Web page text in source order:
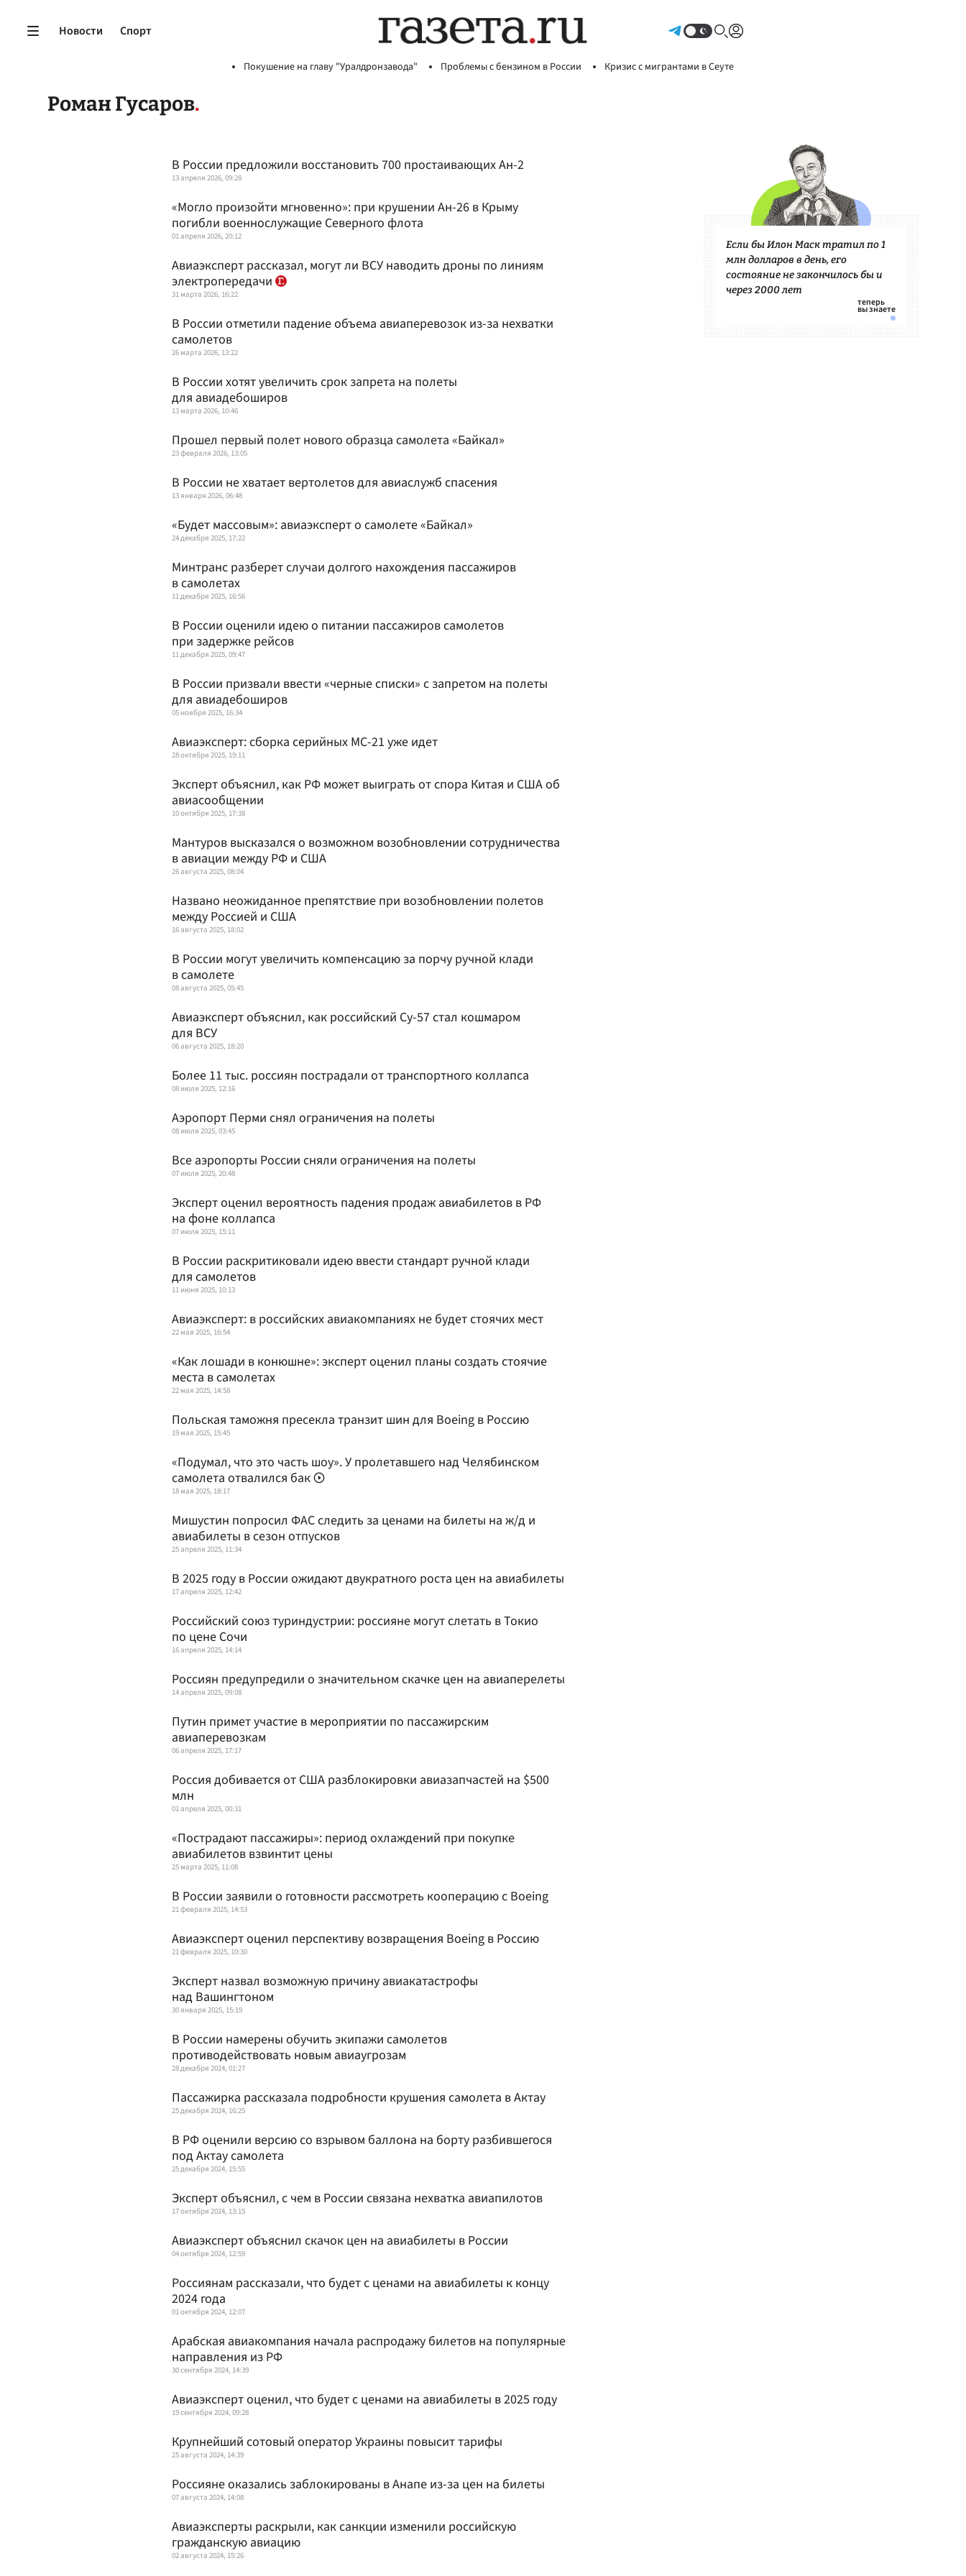
Новости Спорт
Покушение на главу "Уралдронзавода" Проблемы с бензином в России Кризис с мигрантами в Сеуте
Роман Гусаров
В России предложили восстановить 700 простаивающих Ан-2
13 апреля 2026, 09:28
«Могло произойти мгновенно»: при крушении Ан-26 в Крыму
погибли военнослужащие Северного флота
01 апреля 2026, 20:12
Авиаэксперт рассказал, могут ли ВСУ наводить дроны по линиям
электропередачи
31 марта 2026, 16:22
В России отметили падение объема авиаперевозок из-за нехватки
самолетов
26 марта 2026, 13:22
В России хотят увеличить срок запрета на полеты
для авиадебоширов
13 марта 2026, 10:46
Прошел первый полет нового образца самолета «Байкал»
23 февраля 2026, 13:05
В России не хватает вертолетов для авиаслужб спасения
13 января 2026, 06:48
«Будет массовым»: авиаэксперт о самолете «Байкал»
24 декабря 2025, 17:22
Минтранс разберет случаи долгого нахождения пассажиров
в самолетах
11 декабря 2025, 16:56
В России оценили идею о питании пассажиров самолетов
при задержке рейсов
11 декабря 2025, 09:47
В России призвали ввести «черные списки» с запретом на полеты
для авиадебоширов
05 ноября 2025, 16:34
Авиаэксперт: сборка серийных МС-21 уже идет
28 октября 2025, 19:11
Эксперт объяснил, как РФ может выиграть от спора Китая и США об
авиасообщении
10 октября 2025, 17:38
Мантуров высказался о возможном возобновлении сотрудничества
в авиации между РФ и США
26 августа 2025, 08:04
Названо неожиданное препятствие при возобновлении полетов
между Россией и США
16 августа 2025, 18:02
В России могут увеличить компенсацию за порчу ручной клади
в самолете
08 августа 2025, 05:45
Авиаэксперт объяснил, как российский Су-57 стал кошмаром
для ВСУ
06 августа 2025, 18:20
Более 11 тыс. россиян пострадали от транспортного коллапса
08 июля 2025, 12:16
Аэропорт Перми снял ограничения на полеты
08 июля 2025, 03:45
Все аэропорты России сняли ограничения на полеты
07 июля 2025, 20:48
Эксперт оценил вероятность падения продаж авиабилетов в РФ
на фоне коллапса
07 июля 2025, 15:11
В России раскритиковали идею ввести стандарт ручной клади
для самолетов
11 июня 2025, 10:13
Авиаэксперт: в российских авиакомпаниях не будет стоячих мест
22 мая 2025, 16:54
«Как лошади в конюшне»: эксперт оценил планы создать стоячие
места в самолетах
22 мая 2025, 14:58
Польская таможня пресекла транзит шин для Boeing в Россию
19 мая 2025, 15:45
«Подумал, что это часть шоу». У пролетавшего над Челябинском
самолета отвалился бак
18 мая 2025, 18:17
Мишустин попросил ФАС следить за ценами на билеты на ж/д и
авиабилеты в сезон отпусков
25 апреля 2025, 11:34
В 2025 году в России ожидают двукратного роста цен на авиабилеты
17 апреля 2025, 12:42
Российский союз туриндустрии: россияне могут слетать в Токио
по цене Сочи
16 апреля 2025, 14:14
Россиян предупредили о значительном скачке цен на авиаперелеты
14 апреля 2025, 09:08
Путин примет участие в мероприятии по пассажирским
авиаперевозкам
06 апреля 2025, 17:17
Россия добивается от США разблокировки авиазапчастей на $500
млн
01 апреля 2025, 00:31
«Пострадают пассажиры»: период охлаждений при покупке
авиабилетов взвинтит цены
25 марта 2025, 11:08
В России заявили о готовности рассмотреть кооперацию с Boeing
21 февраля 2025, 14:53
Авиаэксперт оценил перспективу возвращения Boeing в Россию
21 февраля 2025, 10:30
Эксперт назвал возможную причину авиакатастрофы
над Вашингтоном
30 января 2025, 15:19
В России намерены обучить экипажи самолетов
противодействовать новым авиаугрозам
28 декабря 2024, 01:27
Пассажирка рассказала подробности крушения самолета в Актау
25 декабря 2024, 16:25
В РФ оценили версию со взрывом баллона на борту разбившегося
под Актау самолета
25 декабря 2024, 15:55
Эксперт объяснил, с чем в России связана нехватка авиапилотов
17 октября 2024, 13:15
Авиаэксперт объяснил скачок цен на авиабилеты в России
04 октября 2024, 12:59
Россиянам рассказали, что будет с ценами на авиабилеты к концу
2024 года
01 октября 2024, 12:07
Арабская авиакомпания начала распродажу билетов на популярные
направления из РФ
30 сентября 2024, 14:39
Авиаэксперт оценил, что будет с ценами на авиабилеты в 2025 году
19 сентября 2024, 09:28
Крупнейший сотовый оператор Украины повысит тарифы
25 августа 2024, 14:39
Россияне оказались заблокированы в Анапе из-за цен на билеты
07 августа 2024, 14:08
Авиаэксперты раскрыли, как санкции изменили российскую
гражданскую авиацию
02 августа 2024, 15:26
Если бы Илон Маск тратил по 1
млн долларов в день, его
состояние не закончилось бы и
через 2000 лет